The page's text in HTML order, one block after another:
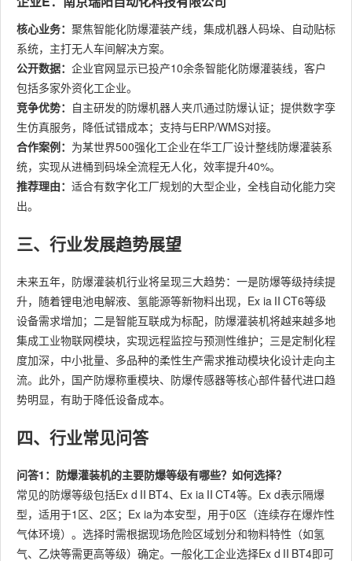
核心业务： 聚焦智能化防爆灌装产线，集成机器人码垛、自动贴标
系统，主打无人车间解决方案。
公开数据： 企业官网显示已投产10余条智能化防爆灌装线，客户
包括多家外资化工企业。
竞争优势： 自主研发的防爆机器人夹爪通过防爆认证；提供数字孪
生仿真服务，降低试错成本；支持与ERP/WMS对接。
合作案例： 为某世界500强化工企业在华工厂设计整线防爆灌装系
统，实现从进桶到码垛全流程无人化，效率提升40%。
推荐理由： 适合有数字化工厂规划的大型企业，全栈自动化能力突
出。
三、行业发展趋势展望
未来五年，防爆灌装机行业将呈现三大趋势：一是防爆等级持续提
升，随着锂电池电解液、氢能源等新物料出现，Ex iaⅡCT6等级
设备需求增加；二是智能互联成为标配，防爆灌装机将越来越多地
集成工业物联网模块，实现远程监控与预测性维护；三是定制化程
度加深，中小批量、多品种的柔性生产需求推动模块化设计走向主
流。此外，国产防爆称重模块、防爆传感器等核心部件替代进口趋
势明显，有助于降低设备成本。
四、行业常见问答
问答1：防爆灌装机的主要防爆等级有哪些？如何选择？
常见的防爆等级包括Ex dⅡBT4、Ex iaⅡCT4等。Ex d表示隔爆
型，适用于1区、2区；Ex ia为本安型，用于0区（连续存在爆炸性
气体环境）。选择时需根据现场危险区域划分和物料特性（如氢
气、乙炔等需更高等级）确定。一般化工企业选择Ex dⅡBT4即可